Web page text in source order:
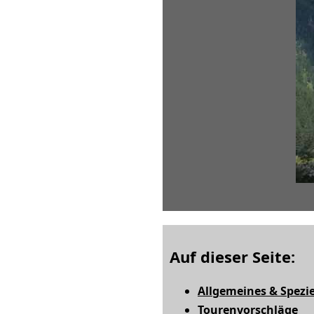
Auf dieser Seite:
Allgemeines &
Tourenvorschläge